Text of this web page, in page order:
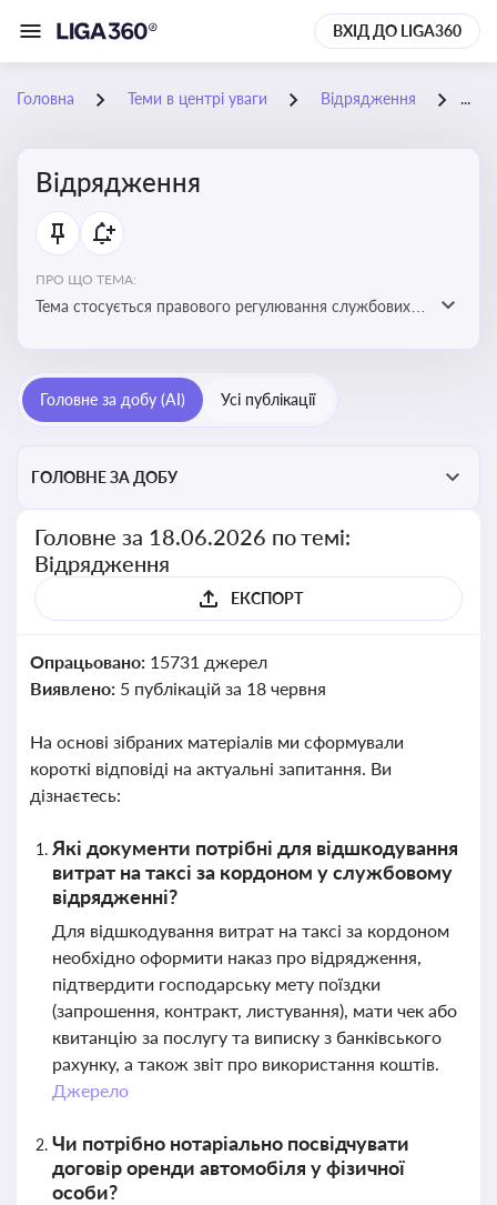
ВХІД ДО LIGA360
Головна Теми в центрі уваги Відрядження 18-
Відрядження
ПРО ЩО ТЕМА:
Тема стосується правового регулювання службових
Головне за добу (AI) Усі публікації
ГОЛОВНЕ ЗА ДОБУ
Головне за 18.06.2026 по темі:
Відрядження
ЕКСПОРТ
Опрацьовано: 15731 джерел
Виявлено: 5 публікацій за 18 червня
На основі зібраних матеріалів ми сформували
короткі відповіді на актуальні запитання. Ви
дізнаєтесь:
Які документи потрібні для відшкодування
витрат на таксі за кордоном у службовому
відрядженні?
Для відшкодування витрат на таксі за кордоном
необхідно оформити наказ про відрядження,
підтвердити господарську мету поїздки
(запрошення, контракт, листування), мати чек або
квитанцію за послугу та виписку з банківського
рахунку, а також звіт про використання коштів.
Джерело
Чи потрібно нотаріально посвідчувати
договір оренди автомобіля у фізичної
особи?